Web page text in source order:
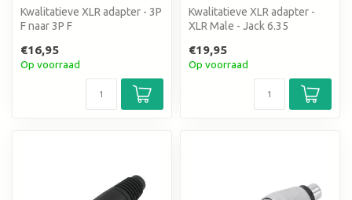
Kwalitatieve XLR adapter - 3P
F naar 3P F
€16,95
Op voorraad
Kwalitatieve XLR adapter -
XLR Male - Jack 6.35
€19,95
Op voorraad